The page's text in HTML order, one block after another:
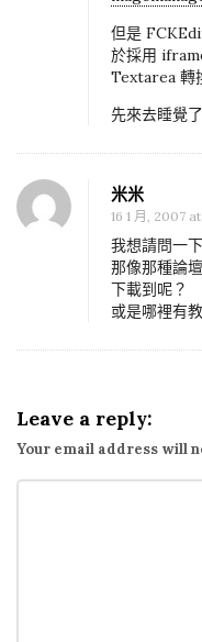
但是
於採用
Textarea 轉
先來去睡覺
米米
16 1 月, 2007
我想請問一
那像那種論
下載到呢？
或是哪裡有
Leave a reply:
Your email address will